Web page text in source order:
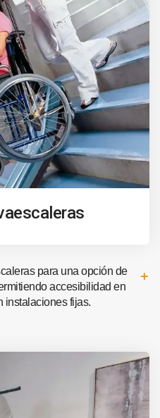
para una opción de
accesibilidad en
instalaciones fijas.